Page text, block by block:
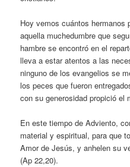
Hoy vemos cuántos hermanos
aquella muchedumbre que
hambre se encontró en el
lleva a estar atentos a las
ninguno de los evangelios se
los peces que fueron
con su generosidad propició el
En este tiempo de Adviento,
material y espiritual, para que
Amor de Jesús, y anhelen su
(Ap 22,20).